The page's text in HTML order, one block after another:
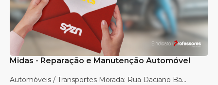
Midas - Reparação e Manutenção Automóvel
Automóveis / Transportes Morada: Rua Daciano Ba...